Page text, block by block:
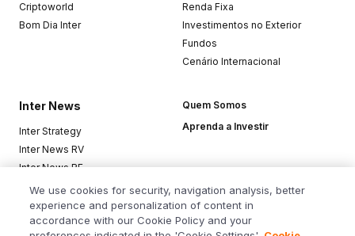
Criptoworld
Bom Dia Inter
Renda Fixa
Investimentos no Exterior
Fundos
Cenário Internacional
Inter News
Inter Strategy
Inter News RV
Inter News RF
Top Funds
Quem Somos
Aprenda a Investir
Baixe o app
We use cookies for security, navigation analysis, better
experience and personalization of content in
accordance with our Cookie Policy and your